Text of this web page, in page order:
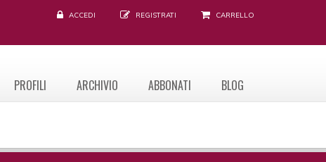
ACCEDI REGISTRATI CARRELLO
PROFILI ARCHIVIO ABBONATI BLOG